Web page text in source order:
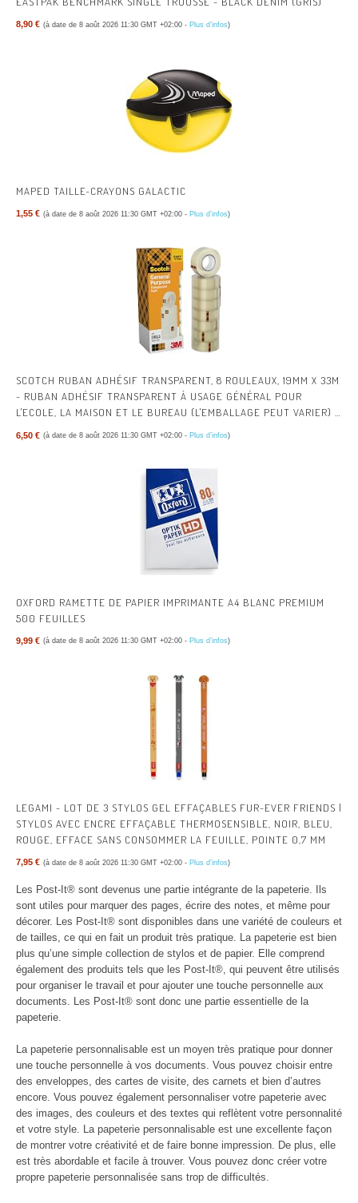
8,90 € (à date de 8 août 2026 11:30 GMT +02:00 - Plus d’infos)
MAPED TAILLE-CRAYONS GALACTIC
1,55 € (à date de 8 août 2026 11:30 GMT +02:00 - Plus d’infos)
SCOTCH RUBAN ADHÉSIF TRANSPARENT, 8 ROULEAUX, 19MM X 33M
- RUBAN ADHÉSIF TRANSPARENT À USAGE GÉNÉRAL POUR
L'ECOLE, LA MAISON ET LE BUREAU (L'EMBALLAGE PEUT VARIER) |
RUBAN ADHÉSIF MULTI-USAGES TRANSPARENT POUR L’ÉCOLE, LA
MAISON, LE BUREAU ; AISÉ À UTILISER, POUR EMBALLER, FERMER
6,50 € (à date de 8 août 2026 11:30 GMT +02:00 - Plus d’infos)
OXFORD RAMETTE DE PAPIER IMPRIMANTE A4 BLANC PREMIUM
500 FEUILLES
9,99 € (à date de 8 août 2026 11:30 GMT +02:00 - Plus d’infos)
LEGAMI - LOT DE 3 STYLOS GEL EFFAÇABLES FUR-EVER FRIENDS |
STYLOS AVEC ENCRE EFFAÇABLE THERMOSENSIBLE, NOIR, BLEU,
ROUGE, EFFACE SANS CONSOMMER LA FEUILLE, POINTE 0,7 MM
7,95 € (à date de 8 août 2026 11:30 GMT +02:00 - Plus d’infos)
Les Post-It® sont devenus une partie intégrante de la papeterie. Ils
sont utiles pour marquer des pages, écrire des notes, et même pour
décorer. Les Post-It® sont disponibles dans une variété de couleurs et
de tailles, ce qui en fait un produit très pratique. La papeterie est bien
plus qu’une simple collection de stylos et de papier. Elle comprend
également des produits tels que les Post-It®, qui peuvent être utilisés
pour organiser le travail et pour ajouter une touche personnelle aux
documents. Les Post-It® sont donc une partie essentielle de la
papeterie.
La papeterie personnalisable est un moyen très pratique pour donner
une touche personnelle à vos documents. Vous pouvez choisir entre
des enveloppes, des cartes de visite, des carnets et bien d’autres
encore. Vous pouvez également personnaliser votre papeterie avec
des images, des couleurs et des textes qui reflètent votre personnalité
et votre style. La papeterie personnalisable est une excellente façon
de montrer votre créativité et de faire bonne impression. De plus, elle
est très abordable et facile à trouver. Vous pouvez donc créer votre
propre papeterie personnalisée sans trop de difficultés.